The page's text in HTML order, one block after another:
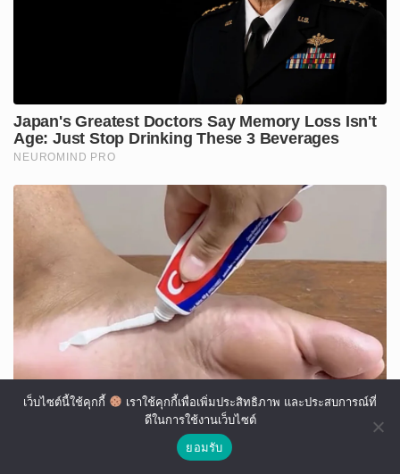
เว็บไซต์นี้ใช้คุกกี้
เราใช้คุกกี้เพื่อเพิ่มประสิทธิภาพ และประสบการณ์ที่
ดีในการใช้งานเว็บไซต์
ยอมรับ